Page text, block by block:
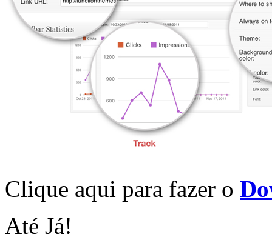
Clique aqui para fazer o
Até Já!